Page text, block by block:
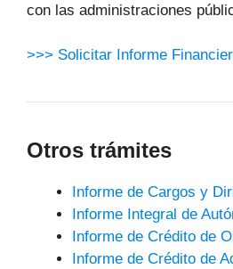
con las administraciones
>>> Solicitar Informe
Otros trámites
Informe de Cargos y
Informe Integral de
Informe de Crédito de
Informe de Crédito de